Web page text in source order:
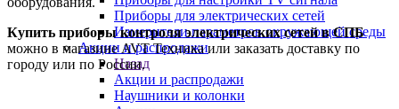
Приборы для электрических сетей
Измерители параметров окружающей среды
Акции и распродажи
Назад
Акции и распродажи
Наушники и колонки
Купить приборы контроля электрических сетей в СПБ
можно в магазине AVT Техника или заказать доставку по
городу или по России.